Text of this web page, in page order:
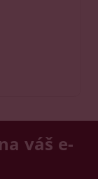
váš e-